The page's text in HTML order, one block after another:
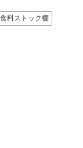
食料ストック棚